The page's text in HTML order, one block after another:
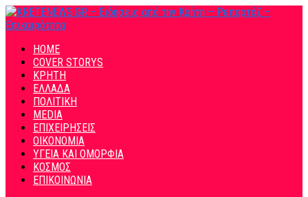
HOME
COVER STORYS
ΚΡΗΤΗ
ΕΛΛΑΔΑ
ΠΟΛΙΤΙΚΗ
MEDIA
ΕΠΙΧΕΙΡΗΣΕΙΣ
ΟΙΚΟΝΟΜΙΑ
ΥΓΕΙΑ ΚΑΙ ΟΜΟΡΦΙΑ
ΚΟΣΜΟΣ
ΕΠΙΚΟΙΝΩΝΙΑ